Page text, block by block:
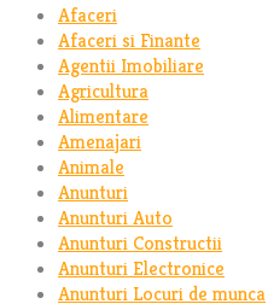
Afaceri
Afaceri si Finante
Agentii Imobiliare
Agricultura
Alimentare
Amenajari
Animale
Anunturi
Anunturi Auto
Anunturi Constructii
Anunturi Electronice
Anunturi Locuri de munca